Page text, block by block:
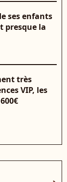
ses enfants
presque la
très
VIP, les